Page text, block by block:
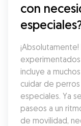
con
incluye a
cuidar de
especiales. Ya
paseos a un
de movilidad,